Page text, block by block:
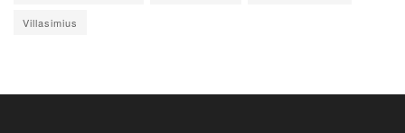
Villasimius